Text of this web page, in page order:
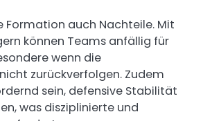
Formation auch Nachteile. Mit
können Teams anfällig für
wenn die
zurückverfolgen. Zudem
sein, defensive Stabilität
was disziplinierte und